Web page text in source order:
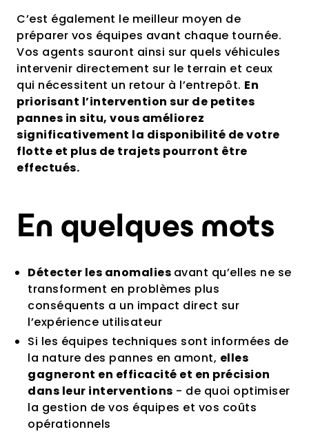
C’est également le meilleur moyen de
préparer vos équipes avant chaque tournée.
Vos agents sauront ainsi sur quels véhicules
intervenir directement sur le terrain et ceux
qui nécessitent un retour à l’entrepôt. En
priorisant l’intervention sur de petites
pannes in situ, vous améliorez
significativement la disponibilité de votre
flotte et plus de trajets pourront être
effectués.
En quelques mots
Détecter les anomalies avant qu’elles ne se
transforment en problèmes plus
conséquents a un impact direct sur
l’expérience utilisateur
Si les équipes techniques sont informées de
la nature des pannes en amont, elles
gagneront en efficacité et en précision
dans leur interventions - de quoi optimiser
la gestion de vos équipes et vos coûts
opérationnels